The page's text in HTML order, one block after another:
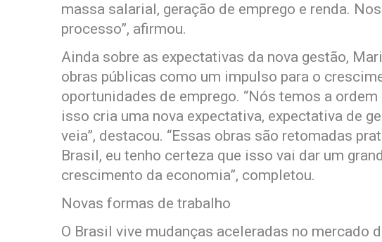
massa salarial, geração de emprego e renda.
processo”, afirmou.
Ainda sobre as expectativas da nova gestão,
obras públicas como um impulso para o
oportunidades de emprego. “Nós temos a
isso cria uma nova expectativa, expectativa de
veia”, destacou. “Essas obras são retomadas
Brasil, eu tenho certeza que isso vai dar um
crescimento da economia”, completou.
Novas formas de trabalho
O Brasil vive mudanças aceleradas no mercado